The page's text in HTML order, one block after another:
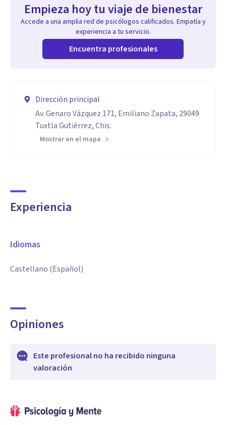
Empieza hoy tu viaje de bienestar
Accede a una amplia red de psicólogos calificados. Empatía y
experiencia a tu servicio.
Encuentra profesionales
Dirección principal
Av. Genaro Vázquez 171, Emiliano Zapata, 29049
Tuxtla Gutiérrez, Chis.
Mostrar en el mapa
Experiencia
Idiomas
Castellano (Español)
Opiniones
Este profesional no ha recibido ninguna
valoración